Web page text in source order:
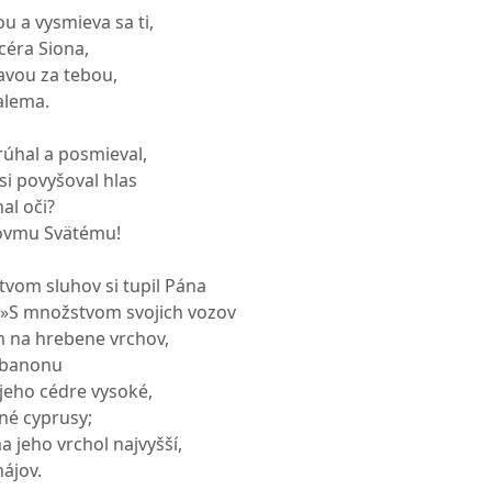
a vysmieva sa ti,
Siona,
za tebou,
a posmieval,
povyšoval hlas
oči?
Svätému!
sluhov si tupil Pána
množstvom svojich vozov
na hrebene vrchov,
cédre vysoké,
cyprusy;
jeho vrchol najvyšší,